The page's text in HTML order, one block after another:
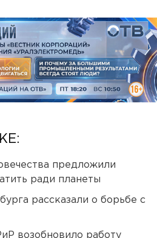
предложили
ради планеты
рассказали о борьбе с
возобновило работу